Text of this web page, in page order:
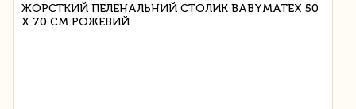
ЖОРСТКИЙ ПЕЛЕНАЛЬНИЙ СТОЛИК BABYMATEX 50
Х 70 СМ РОЖЕВИЙ